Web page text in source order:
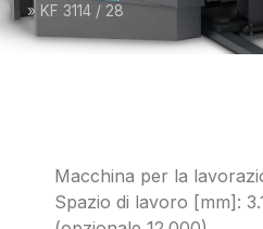
» KF 3114 / 28
Macchina per la
Spazio di lavoro [mm]: